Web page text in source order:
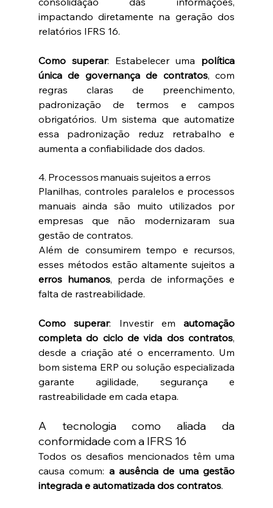
impactando diretamente na geração dos
relatórios IFRS 16.
Como superar: Estabelecer uma política
única de governança de contratos, com
regras claras de preenchimento,
padronização de termos e campos
obrigatórios. Um sistema que automatize
essa padronização reduz retrabalho e
aumenta a confiabilidade dos dados.
4. Processos manuais sujeitos a erros
Planilhas, controles paralelos e processos
manuais ainda são muito utilizados por
empresas que não modernizaram sua
gestão de contratos.
Além de consumirem tempo e recursos,
erros humanos, perda de informações e
falta de rastreabilidade.
Como superar: Investir em automação
completa do ciclo de vida dos contratos,
desde a criação até o encerramento. Um
bom sistema ERP ou solução especializada
garante agilidade, segurança e
rastreabilidade em cada etapa.
A tecnologia como aliada da
conformidade com a IFRS 16
Todos os desafios mencionados têm uma
causa comum: a ausência de uma gestão
integrada e automatizada dos contratos.